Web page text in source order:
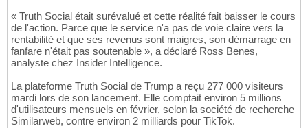
« Truth Social était surévalué et cette réalité fait baisser le cours
de l'action. Parce que le service n'a pas de voie claire vers la
rentabilité et que ses revenus sont maigres, son démarrage en
fanfare n'était pas soutenable », a déclaré Ross Benes,
analyste chez Insider Intelligence.
La plateforme Truth Social de Trump a reçu 277 000 visiteurs
mardi lors de son lancement. Elle comptait environ 5 millions
d'utilisateurs mensuels en février, selon la société de recherche
Similarweb, contre environ 2 milliards pour TikTok.